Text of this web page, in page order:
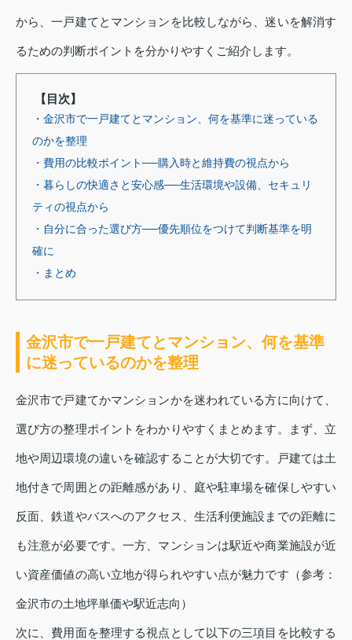
から、一戸建てとマンションを比較しながら、迷いを解消す
るための判断ポイントを分かりやすくご紹介します。
【目次】
・金沢市で一戸建てとマンション、何を基準に迷っている
のかを整理
・費用の比較ポイント──購入時と維持費の視点から
・暮らしの快適さと安心感──生活環境や設備、セキュリ
ティの視点から
・自分に合った選び方──優先順位をつけて判断基準を明
確に
・まとめ
金沢市で一戸建てとマンション、何を基準
に迷っているのかを整理
金沢市で戸建てかマンションかを迷われている方に向けて、
選び方の整理ポイントをわかりやすくまとめます。まず、立
地や周辺環境の違いを確認することが大切です。戸建ては土
地付きで周囲との距離感があり、庭や駐車場を確保しやすい
反面、鉄道やバスへのアクセス、生活利便施設までの距離に
も注意が必要です。一方、マンションは駅近や商業施設が近
い資産価値の高い立地が得られやすい点が魅力です（参考：
金沢市の土地坪単価や駅近志向）
次に、費用面を整理する視点として以下の三項目を比較する